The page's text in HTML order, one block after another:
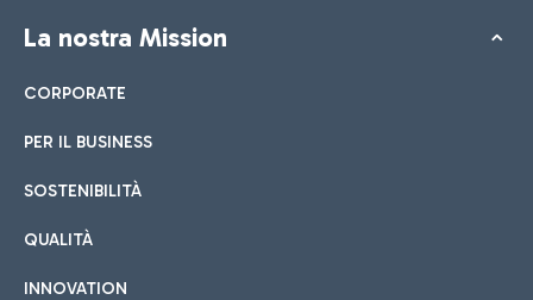
La nostra Mission
CORPORATE
PER IL BUSINESS
SOSTENIBILITÀ
QUALITÀ
INNOVATION